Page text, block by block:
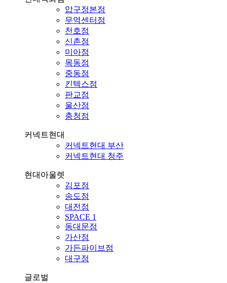
압구정본점
무역센터점
천호점
신촌점
미아점
목동점
중동점
킨텍스점
판교점
울산점
충청점
커넥트현대
커넥트현대 부산
커넥트현대 청주
현대아울렛
김포점
송도점
대전점
SPACE 1
동대문점
가산점
가든파이브점
대구점
글로벌